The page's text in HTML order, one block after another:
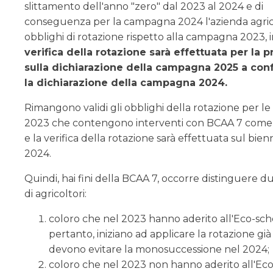
slittamento dell'anno "zero" dal 2023 al 2024 e di
conseguenza per la campagna 2024 l'azienda
obblighi di rotazione rispetto alla campagna
verifica della rotazione sarà effettuata per la
sulla dichiarazione della campagna 2025 a
la dichiarazione della campagna 2024.
Rimangono validi gli obblighi della rotazione per
2023 che contengono interventi con BCAA 7
e la verifica della rotazione sarà effettuata sul
2024.
Quindi, hai fini della BCAA 7, occorre distinguere
di agricoltori:
coloro che nel 2023 hanno aderito all'Eco-
pertanto, iniziano ad applicare la rotazione
devono evitare la monosuccessione nel 2024;
coloro che nel 2023 non hanno aderito